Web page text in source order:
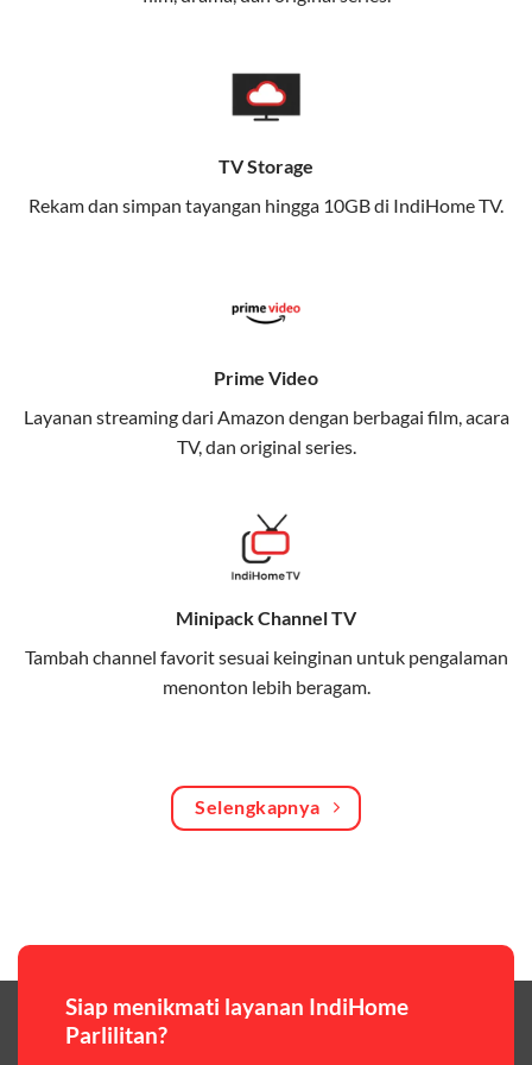
memungkinkan Anda menikmati internet cepat baik
Dengan Telkomsel One, Anda tidak terikat pada satu
teknologi jaringan tertentu, sehingga bisa menikmati
fleksibilitas dan kenyamanan maksimal.
Keunggulan Telkomsel One
streaming, gaming, dan bekerja dari rumah.
Memudahkan Anda dalam mengelola jaringan dan
meningkatkan keamanan.
Bagikan kuota internet hingga 30 GB dengan anggota
keluarga atau teman secara praktis.
One Bill System
Tagihan internet rumah dan kuota keluarga digabung
dalam satu pembayaran.
Hemat biaya dengan paket internet berkualitas tinggi
premium,berikut ulasan singkatnya:
Paket Easy
TV Storage
Rekam dan simpan tayangan hingga 10GB di IndiHome TV.
Prime Video
Layanan streaming dari Amazon dengan berbagai film, acara
TV, dan original series.
Minipack Channel TV
Tambah channel favorit sesuai keinginan untuk pengalaman
menonton lebih beragam.
Selengkapnya
Siap menikmati layanan IndiHome
Parlilitan?